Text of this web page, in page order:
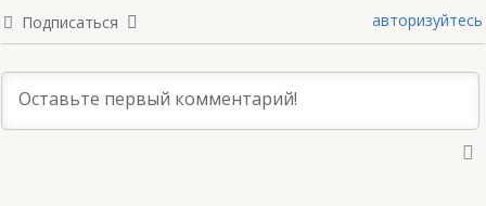
Подписаться авторизуйтесь